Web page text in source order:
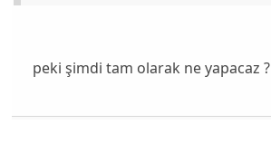
peki şimdi tam olarak ne yapacaz ?